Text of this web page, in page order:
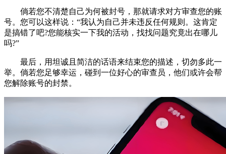
倘若您不清楚自己为何被封号，那就请求对方审查您的账
号。您可以这样说：“我认为自己并未违反任何规则。这肯定
是搞错了吧?您能核实一下我的活动，找找问题究竟出在哪儿
吗?”
最后，用坦诚且简洁的话语来结束您的描述，切勿多此一
举。倘若您足够幸运，碰到一位好心的审查员，他们或许会帮
您解除账号的封禁。